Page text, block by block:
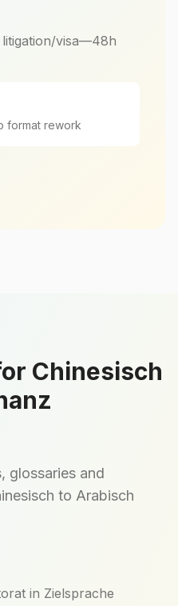
visa—48h
format rework
Chinesisch
glossaries and
to Arabisch
in Zielsprache